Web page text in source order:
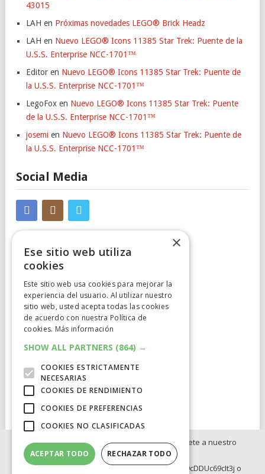
43015
LAH en Próximas novedades LEGO® Brick Headz
LAH en Nuevo LEGO® Icons 11385 Star Trek: Puente de la
U.S.S. Enterprise NCC-1701™
Editor en Nuevo LEGO® Icons 11385 Star Trek: Puente de
la U.S.S. Enterprise NCC-1701™
LegoFox en Nuevo LEGO® Icons 11385 Star Trek: Puente
de la U.S.S. Enterprise NCC-1701™
josemi en Nuevo LEGO® Icons 11385 Star Trek: Puente de
la U.S.S. Enterprise NCC-1701™
Social Media
Cumplimiento Normativo
Aviso Legal
Política de Privacidad
Política de Cookies
Clausula de afiliación
ELCATALEJOCOPYRIGHT © 2026.POWERED BYIDIGAUD
Si no quieres perderte ninguna novedad, únete a nuestro
WhatsApp:
https://whatsapp.com/channel/0029Va8BRdy9cDDUc69cIt3j o
×
Ese sitio web utiliza
cookies
Este sitio web usa cookies para mejorar la
experiencia del usuario. Al utilizar nuestro
sitio web, usted acepta todas las cookies
de acuerdo con nuestra Política de
cookies. Más información
SHOW ALL PARTNERS (864) →
COOKIES ESTRICTAMENTE
NECESARIAS
COOKIES DE RENDIMIENTO
COOKIES DE PREFERENCIAS
COOKIES NO CLASIFICADAS
ACEPTAR TODO RECHAZAR TODO